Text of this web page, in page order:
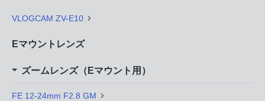
VLOGCAM ZV-E10
Eマウントレンズ
ズームレンズ（Eマウント用）
FE 12-24mm F2.8 GM